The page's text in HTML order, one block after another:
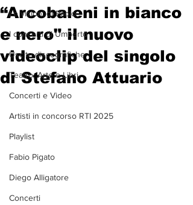
Le visioni di Paolo
I concerti di Umberto
Uscite discografiche
Teatro, Arte e Libri
Concerti e Video
Artisti in concorso RTI 2025
Playlist
Fabio Pigato
Diego Alligatore
Concerti
“Arcobaleni in bianco
e nero" il nuovo
videoclip del singolo
di Stefano Attuario